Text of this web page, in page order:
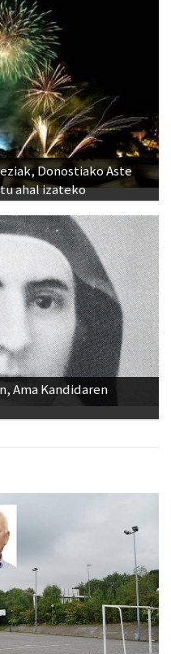
Donostiako Aste
ahal izateko
Ama Kandidaren